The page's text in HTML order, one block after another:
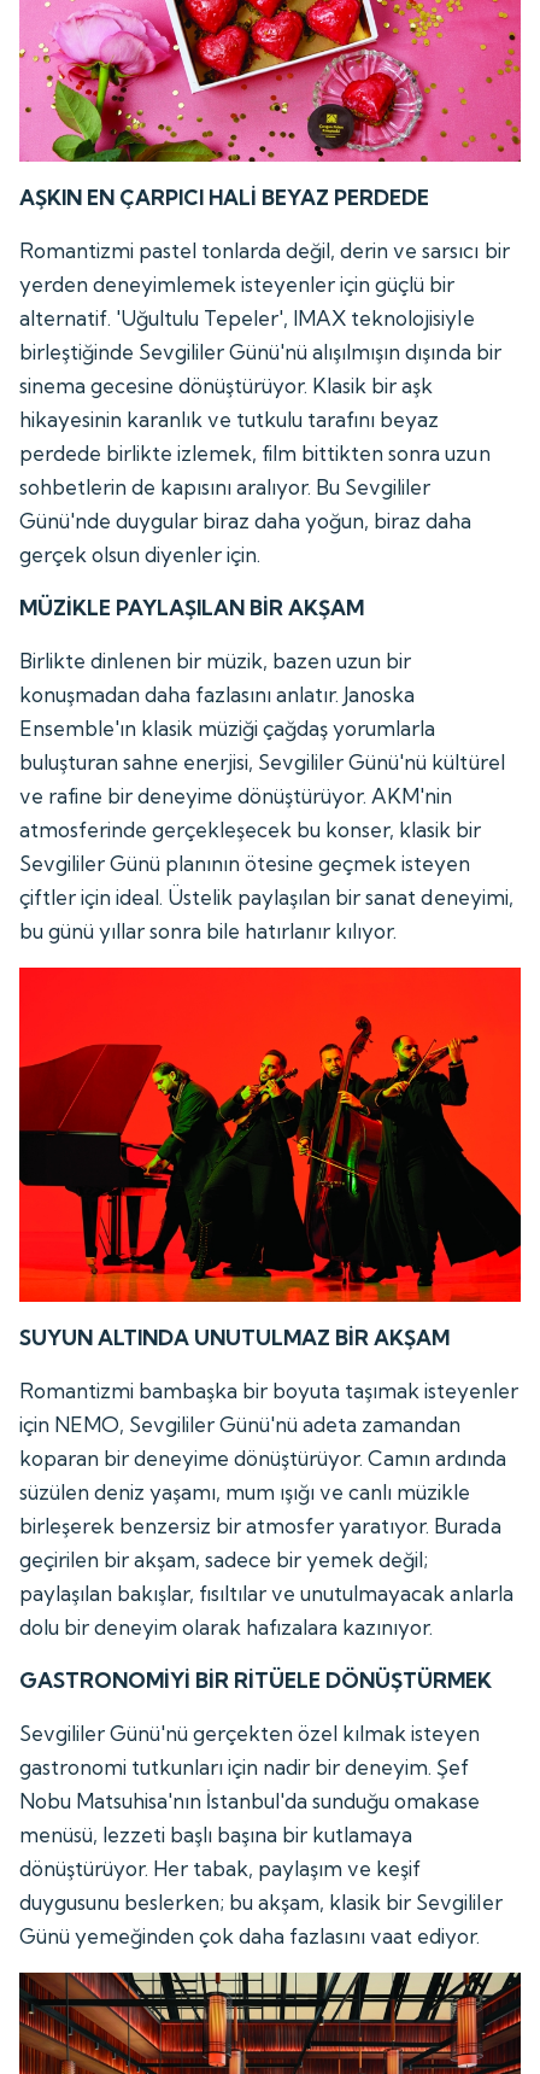
AŞKIN EN ÇARPICI HALİ BEYAZ PERDEDE
Romantizmi pastel tonlarda değil, derin ve sarsıcı bir
yerden deneyimlemek isteyenler için güçlü bir
alternatif. 'Uğultulu Tepeler', IMAX teknolojisiyle
birleştiğinde Sevgililer Günü'nü alışılmışın dışında bir
sinema gecesine dönüştürüyor. Klasik bir aşk
hikayesinin karanlık ve tutkulu tarafını beyaz
perdede birlikte izlemek, film bittikten sonra uzun
sohbetlerin de kapısını aralıyor. Bu Sevgililer
Günü'nde duygular biraz daha yoğun, biraz daha
gerçek olsun diyenler için.
MÜZİKLE PAYLAŞILAN BİR AKŞAM
Birlikte dinlenen bir müzik, bazen uzun bir
konuşmadan daha fazlasını anlatır. Janoska
Ensemble'ın klasik müziği çağdaş yorumlarla
buluşturan sahne enerjisi, Sevgililer Günü'nü kültürel
ve rafine bir deneyime dönüştürüyor. AKM'nin
atmosferinde gerçekleşecek bu konser, klasik bir
Sevgililer Günü planının ötesine geçmek isteyen
çiftler için ideal. Üstelik paylaşılan bir sanat deneyimi,
bu günü yıllar sonra bile hatırlanır kılıyor.
SUYUN ALTINDA UNUTULMAZ BİR AKŞAM
Romantizmi bambaşka bir boyuta taşımak isteyenler
için NEMO, Sevgililer Günü'nü adeta zamandan
koparan bir deneyime dönüştürüyor. Camın ardında
süzülen deniz yaşamı, mum ışığı ve canlı müzikle
birleşerek benzersiz bir atmosfer yaratıyor. Burada
geçirilen bir akşam, sadece bir yemek değil;
paylaşılan bakışlar, fısıltılar ve unutulmayacak anlarla
dolu bir deneyim olarak hafızalara kazınıyor.
GASTRONOMİYİ BİR RİTÜELE DÖNÜŞTÜRMEK
Sevgililer Günü'nü gerçekten özel kılmak isteyen
gastronomi tutkunları için nadir bir deneyim. Şef
Nobu Matsuhisa'nın İstanbul'da sunduğu omakase
menüsü, lezzeti başlı başına bir kutlamaya
dönüştürüyor. Her tabak, paylaşım ve keşif
duygusunu beslerken; bu akşam, klasik bir Sevgililer
Günü yemeğinden çok daha fazlasını vaat ediyor.